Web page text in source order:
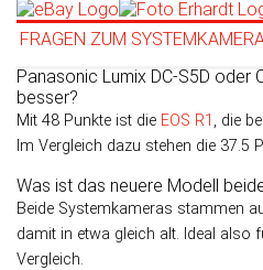
FRAGEN ZUM
Panasonic Lumix DC-S5D oder
besser?
Mit 48 Punkte ist die EOS R1 , die
Im Vergleich dazu stehen die 37.5
Was ist das neuere Modell
Beide Systemkameras stammen
damit in etwa gleich alt. Ideal also
Vergleich.